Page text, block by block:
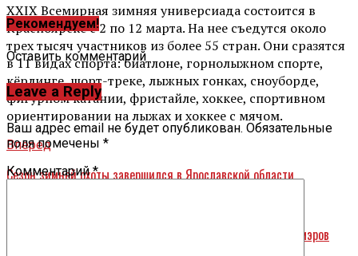
XXIX Всемирная зимняя универсиада состоится в
Красноярске с 2 по 12 марта. На нее съедутся около
трех тысяч участников из более 55 стран. Они сразятся
в 11 видах спорта: биатлоне, горнолыжном спорте,
кёрлинге, шорт-треке, лыжных гонках, сноуборде,
фигурном катании, фристайле, хоккее, спортивном
ориентировании на лыжах и хоккее с мячом.
Вперед
Сезон зимней охоты завершился в Ярославской области
Последнее место в рейтинге образованности российских мэров
Рекомендуем!
Оставить комментарий
Leave a Reply
Ваш адрес email не будет опубликован. Обязательные
поля помечены *
Комментарий*